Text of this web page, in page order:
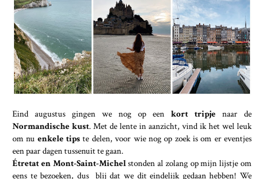
Eind augustus gingen we nog op een kort tripje naar de
Normandische kust. Met de lente in aanzicht, vind ik het wel leuk
om nu enkele tips te delen, voor wie nog op zoek is om er eventjes
een paar dagen tussenuit te gaan.
Étretat en Mont-Saint-Michelstonden al zolang op mijn lijstje om
eens te bezoeken, dus blij dat we dit eindelijk gedaan hebben! We